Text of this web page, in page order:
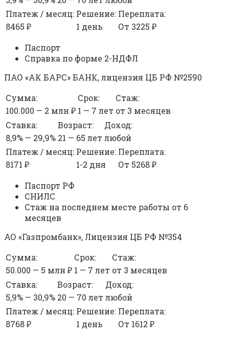
Платеж / месяц: Решение: Переплата:
8465 ₽
1 день
От 3225 ₽
Паспорт
Справка по форме 2-НДФЛ
ПАО «АК БАРС» БАНК, лицензия ЦБ РФ №2590
Сумма:
Срок:
Стаж:
100.000 — 2 млн ₽ 1 — 7 лет от 3 месяцев
Ставка:
Возраст:
Доход:
8,9% — 29,9% 21 — 65 лет любой
Платеж / месяц: Решение: Переплата:
8171 ₽
1-2 дня
От 5268 ₽
Паспорт РФ
СНИЛС
Стаж на последнем месте работы от 6
месяцев
АО «Газпромбанк», Лицензия ЦБ РФ №354
Сумма:
Срок:
Стаж:
50.000 — 5 млн ₽ 1 — 7 лет от 3 месяцев
Ставка:
Возраст:
Доход:
5,9% — 30,9% 20 — 70 лет любой
Платеж / месяц: Решение: Переплата:
8768 ₽
1 день
От 1612 ₽